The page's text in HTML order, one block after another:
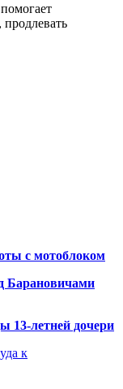
с мотоблоком
Барановичами
13-летней дочери
к